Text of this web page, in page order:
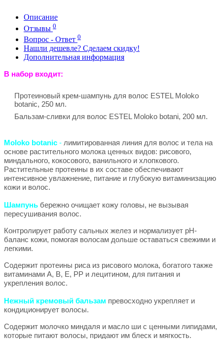
Описание
Отзывы 0
Вопрос - Ответ 0
Нашли дешевле? Сделаем скидку!
Дополнительная информация
В набор входит:
Протеиновый крем-шампунь для волос ESTEL Moloko
botanic, 250 мл.
Бальзам-сливки для волос ESTEL Moloko botani, 200 мл.
Moloko botanic - лимитированная линия для волос и тела на
основе растительного молока ценных видов: рисового,
миндального, кокосового, ванильного и хлопкового.
Растительные протеины в их составе обеспечивают
интенсивное увлажнение, питание и глубокую витаминизацию
кожи и волос.
Шампунь бережно очищает кожу головы, не вызывая
пересушивания волос.
Контролирует работу сальных желез и нормализует pH-
баланс кожи, помогая волосам дольше оставаться свежими и
легкими.
Содержит протеины риса из рисового молока, богатого также
витаминами A, B, E, PP и лецитином, для питания и
укрепления волос.
Нежный кремовый бальзам превосходно укрепляет и
кондиционирует волосы.
Содержит молочко миндаля и масло ши с ценными липидами,
которые питают волосы, придают им блеск и мягкость.